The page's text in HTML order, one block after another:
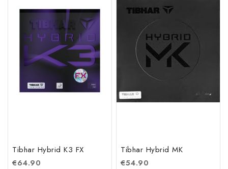
Tibhar Hybrid K3 FX
€64.90
Tibhar Hybrid MK
€54.90